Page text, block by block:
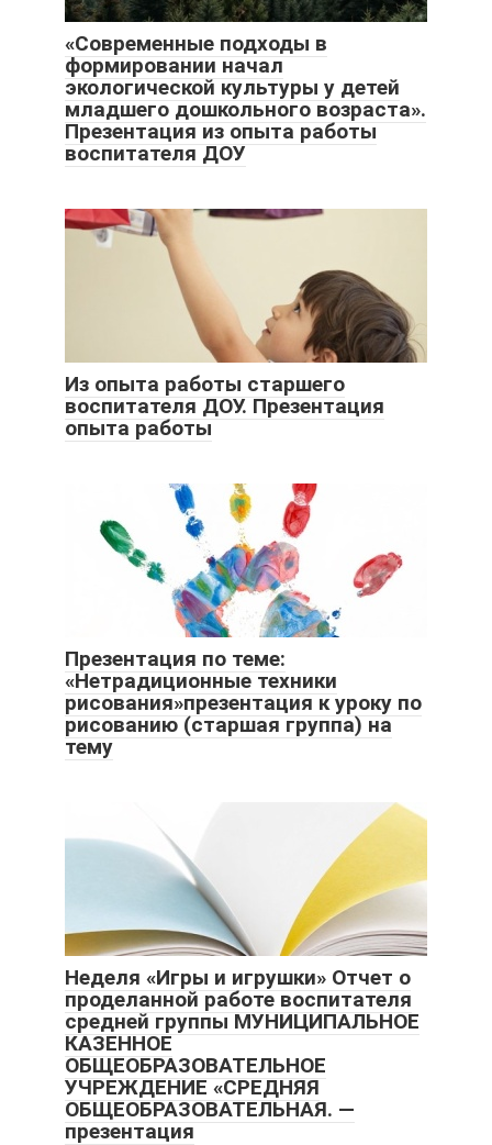
«Современные подходы в
формировании начал
экологической культуры у детей
младшего дошкольного возраста».
Презентация из опыта работы
воспитателя ДОУ
Из опыта работы старшего
воспитателя ДОУ. Презентация
опыта работы
Презентация по теме:
«Нетрадиционные техники
рисования»презентация к уроку по
рисованию (старшая группа) на
тему
Неделя «Игры и игрушки» Отчет о
проделанной работе воспитателя
средней группы МУНИЦИПАЛЬНОЕ
КАЗЕННОЕ
ОБЩЕОБРАЗОВАТЕЛЬНОЕ
УЧРЕЖДЕНИЕ «СРЕДНЯЯ
ОБЩЕОБРАЗОВАТЕЛЬНАЯ. —
презентация